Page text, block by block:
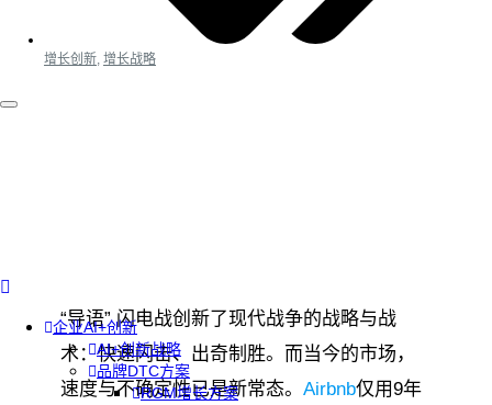
企业AI+创新
AI+创新战略
品牌DTC方案
RGM增长方案
增长创新 增长战略
“导语” 闪电战创新了现代战争的战略与战
术：快速闪击、出奇制胜。而当今的市场，
速度与不确定性已是新常态。 Airbnb仅用9年